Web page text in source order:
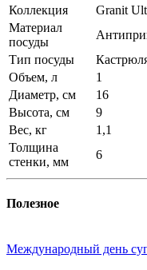
Коллекция
Granit
Материал
посуды
Тип посуды
Объем, л
1
Диаметр, см
16
Высота, см
9
Вес, кг
1,1
Толщина
стенки, мм
6
Полезное
Международный день